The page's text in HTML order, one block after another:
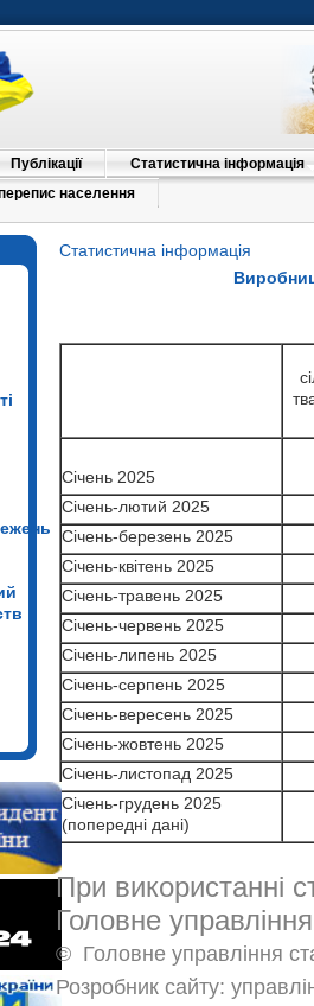
Публікації
Статистична інформація
населення
Статистична інформація
Січень 2025
Січень-лютий 2025
Січень-березень 2025
Січень-квітень 2025
Січень-травень 2025
Січень-червень 2025
Січень-липень 2025
Січень-серпень 2025
Січень-вересень 2025
Січень-жовтень 2025
Січень-листопад 2025
Січень-грудень 2025
(попередні дані)
При використанні
Головне
© Головне управління
Розробник сайту: